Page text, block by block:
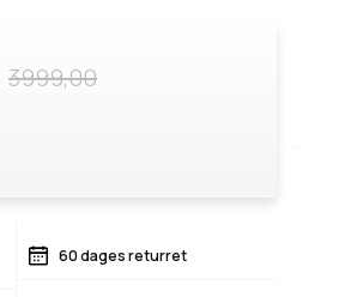
3999,00
60 dages returret